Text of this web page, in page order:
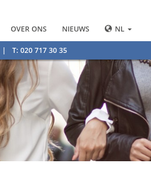
OVER ONS NIEUWS NL
| T: 020 717 30 35